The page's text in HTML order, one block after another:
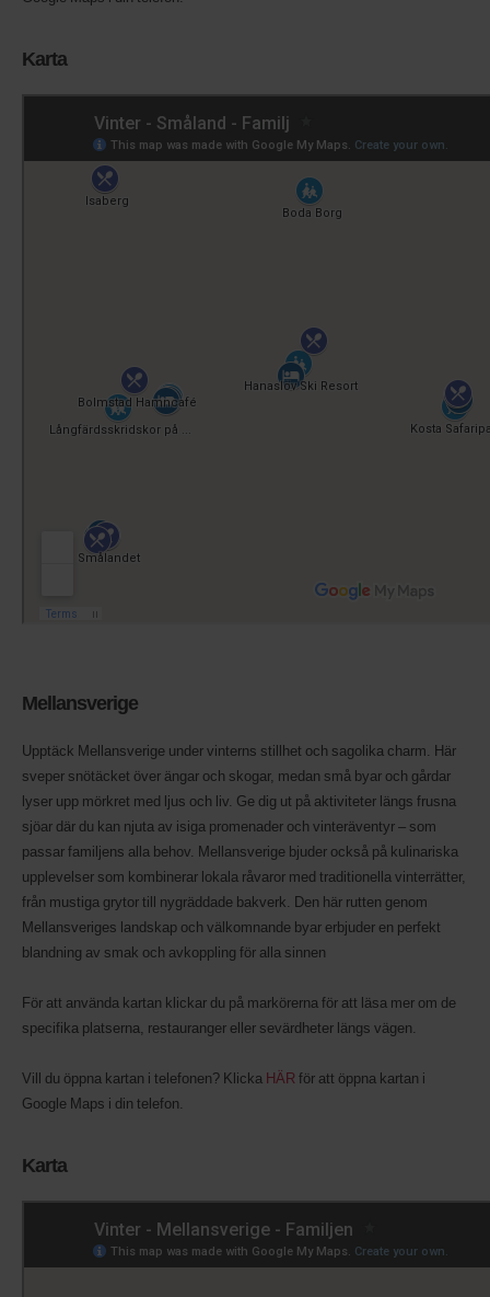
Karta
Mellansverige
Upptäck Mellansverige under vinterns stillhet och sagolika charm. Här
sveper snötäcket över ängar och skogar, medan små byar och gårdar
lyser upp mörkret med ljus och liv. Ge dig ut på aktiviteter längs frusna
sjöar där du kan njuta av isiga promenader och vinteräventyr – som
passar familjens alla behov. Mellansverige bjuder också på kulinariska
upplevelser som kombinerar lokala råvaror med traditionella vinterrätter,
från mustiga grytor till nygräddade bakverk. Den här rutten genom
Mellansveriges landskap och välkomnande byar erbjuder en perfekt
blandning av smak och avkoppling för alla sinnen
För att använda kartan klickar du på markörerna för att läsa mer om de
specifika platserna, restauranger eller sevärdheter längs vägen.
Vill du öppna kartan i telefonen? Klicka HÄRför att öppna kartan i
Google Maps i din telefon.
Karta